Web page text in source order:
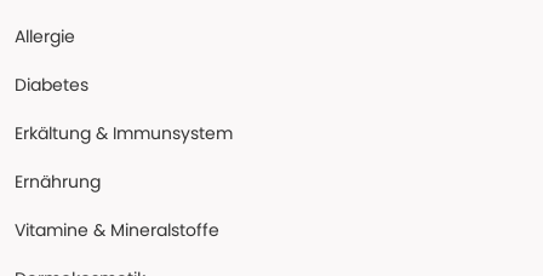
Allergie
Diabetes
Erkältung & Immunsystem
Ernährung
Vitamine & Mineralstoffe